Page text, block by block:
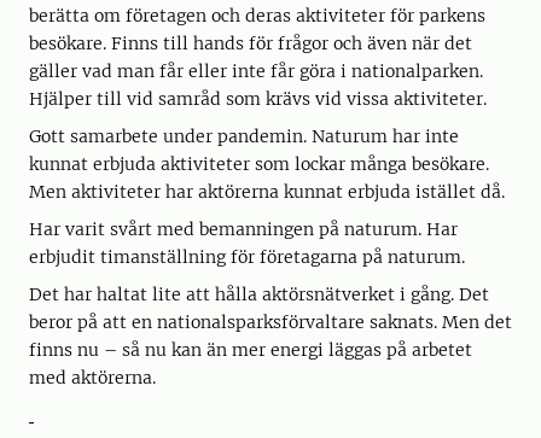
berätta om företagen och deras aktiviteter för parkens
besökare. Finns till hands för frågor och även när det
gäller vad man får eller inte får göra i nationalparken.
Hjälper till vid samråd som krävs vid vissa aktiviteter.
Gott samarbete under pandemin. Naturum har inte
kunnat erbjuda aktiviteter som lockar många besökare.
Men aktiviteter har aktörerna kunnat erbjuda istället då.
Har varit svårt med bemanningen på naturum. Har
erbjudit timanställning för företagarna på naturum.
Det har haltat lite att hålla aktörsnätverket i gång. Det
beror på att en nationalsparksförvaltare saknats. Men det
finns nu – så nu kan än mer energi läggas på arbetet
med aktörerna.